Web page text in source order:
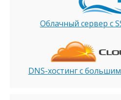
Облачный сервер с
DNS-хостинг с